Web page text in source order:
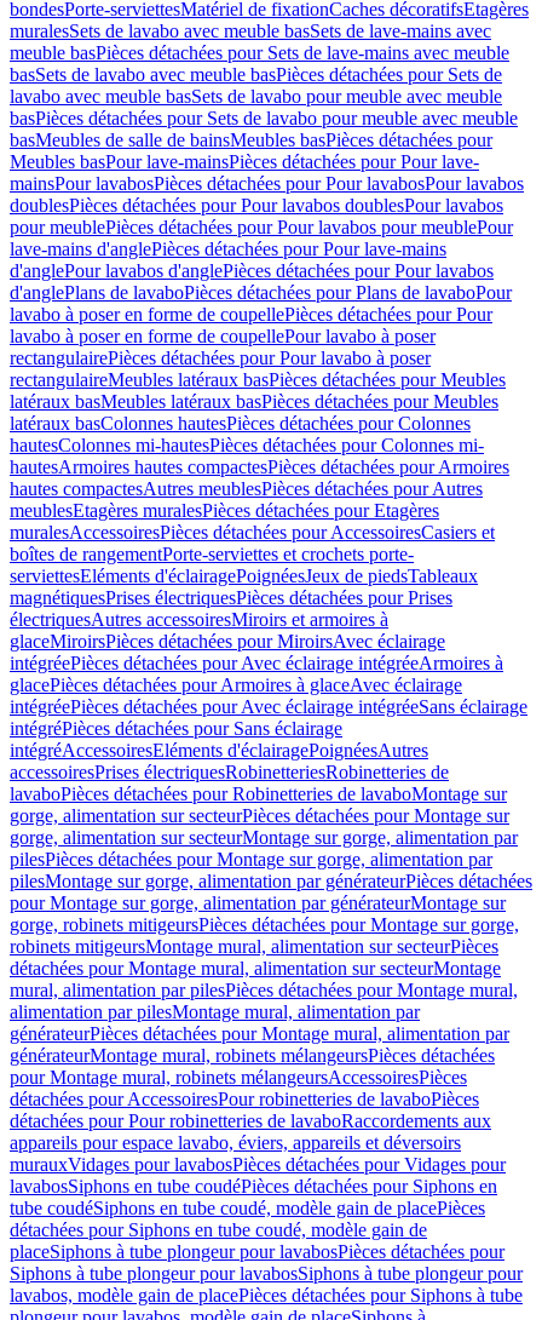
bondesPorte-serviettesMatériel de fixationCaches décoratifsEtagères
muralesSets de lavabo avec meuble basSets de lave-mains avec
meuble basPièces détachées pour Sets de lave-mains avec meuble
basSets de lavabo avec meuble basPièces détachées pour Sets de
lavabo avec meuble basSets de lavabo pour meuble avec meuble
basPièces détachées pour Sets de lavabo pour meuble avec meuble
basMeubles de salle de bainsMeubles basPièces détachées pour
Meubles basPour lave-mainsPièces détachées pour Pour lave-
mainsPour lavabosPièces détachées pour Pour lavabosPour lavabos
doublesPièces détachées pour Pour lavabos doublesPour lavabos
pour meublePièces détachées pour Pour lavabos pour meublePour
lave-mains d'anglePièces détachées pour Pour lave-mains
d'anglePour lavabos d'anglePièces détachées pour Pour lavabos
d'anglePlans de lavaboPièces détachées pour Plans de lavaboPour
lavabo à poser en forme de coupellePièces détachées pour Pour
lavabo à poser en forme de coupellePour lavabo à poser
rectangulairePièces détachées pour Pour lavabo à poser
rectangulaireMeubles latéraux basPièces détachées pour Meubles
latéraux basMeubles latéraux basPièces détachées pour Meubles
latéraux basColonnes hautesPièces détachées pour Colonnes
hautesColonnes mi-hautesPièces détachées pour Colonnes mi-
hautesArmoires hautes compactesPièces détachées pour Armoires
hautes compactesAutres meublesPièces détachées pour Autres
meublesEtagères muralesPièces détachées pour Etagères
muralesAccessoiresPièces détachées pour AccessoiresCasiers et
boîtes de rangementPorte-serviettes et crochets porte-
serviettesEléments d'éclairagePoignéesJeux de piedsTableaux
magnétiquesPrises électriquesPièces détachées pour Prises
électriquesAutres accessoiresMiroirs et armoires à
glaceMiroirsPièces détachées pour MiroirsAvec éclairage
intégréePièces détachées pour Avec éclairage intégréeArmoires à
glacePièces détachées pour Armoires à glaceAvec éclairage
intégréePièces détachées pour Avec éclairage intégréeSans éclairage
intégréPièces détachées pour Sans éclairage
intégréAccessoiresEléments d'éclairagePoignéesAutres
accessoiresPrises électriquesRobinetteriesRobinetteries de
lavaboPièces détachées pour Robinetteries de lavaboMontage sur
gorge, alimentation sur secteurPièces détachées pour Montage sur
gorge, alimentation sur secteurMontage sur gorge, alimentation par
pilesPièces détachées pour Montage sur gorge, alimentation par
pilesMontage sur gorge, alimentation par générateurPièces détachées
pour Montage sur gorge, alimentation par générateurMontage sur
gorge, robinets mitigeursPièces détachées pour Montage sur gorge,
robinets mitigeursMontage mural, alimentation sur secteurPièces
détachées pour Montage mural, alimentation sur secteurMontage
mural, alimentation par pilesPièces détachées pour Montage mural,
alimentation par pilesMontage mural, alimentation par
générateurPièces détachées pour Montage mural, alimentation par
générateurMontage mural, robinets mélangeursPièces détachées
pour Montage mural, robinets mélangeursAccessoiresPièces
détachées pour AccessoiresPour robinetteries de lavaboPièces
détachées pour Pour robinetteries de lavaboRaccordements aux
appareils pour espace lavabo, éviers, appareils et déversoirs
murauxVidages pour lavabosPièces détachées pour Vidages pour
lavabosSiphons en tube coudéPièces détachées pour Siphons en
tube coudéSiphons en tube coudé, modèle gain de placePièces
détachées pour Siphons en tube coudé, modèle gain de
placeSiphons à tube plongeur pour lavabosPièces détachées pour
Siphons à tube plongeur pour lavabosSiphons à tube plongeur pour
lavabos, modèle gain de placePièces détachées pour Siphons à tube